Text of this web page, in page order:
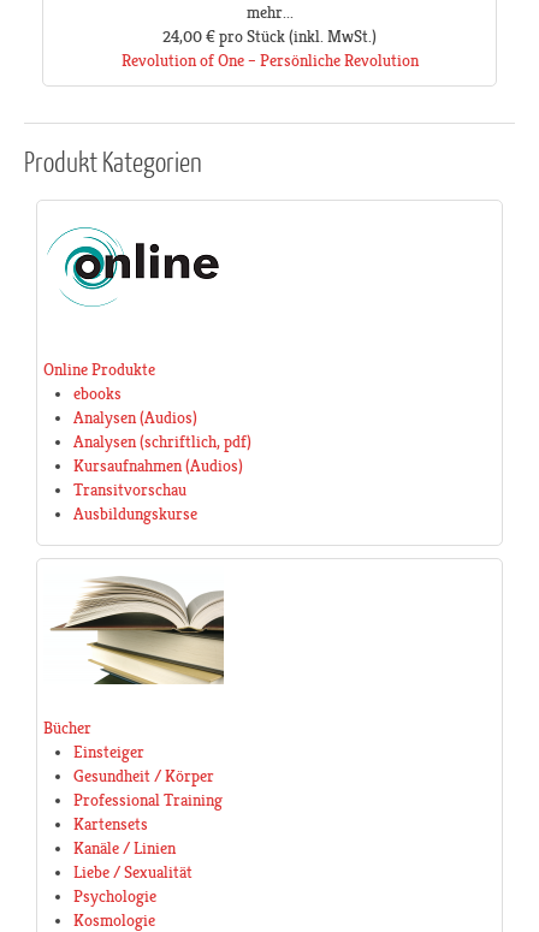
mehr...
24,00 €pro Stück(inkl. MwSt.)
Revolution of One – Persönliche Revolution
ProduktKategorien
Online Produkte
ebooks
Analysen (Audios)
Analysen (schriftlich, pdf)
Kursaufnahmen (Audios)
Transitvorschau
Ausbildungskurse
Bücher
Einsteiger
Gesundheit / Körper
Professional Training
Kartensets
Kanäle / Linien
Liebe / Sexualität
Psychologie
Kosmologie